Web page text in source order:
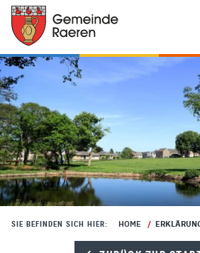
SIE BEFINDEN SICH HIER: HOME /